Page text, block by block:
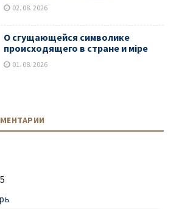
02. 08. 2026
О сгущающейся символике
происходящего в стране и мiре
01. 08. 2026